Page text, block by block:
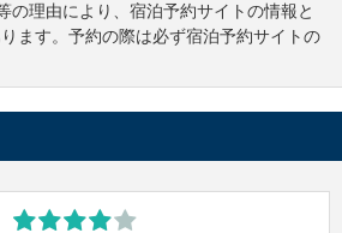
の理由により、宿泊予約サイトの情報と
ます。予約の際は必ず宿泊予約サイトの